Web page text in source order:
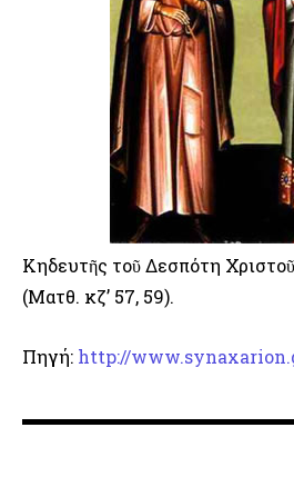
Κηδευτῆς τοῦ Δεσπότη
(Ματθ. κζ’ 57, 59).
Πηγή: http://